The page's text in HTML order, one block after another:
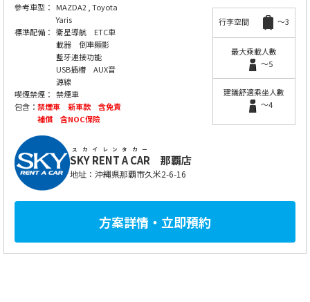
參考車型：
MAZDA2 , Toyota
Yaris
標準配備： 衛星導航 ETC車
載器 倒車顯影
藍牙連接功能
USB插槽 AUX音
源線
喫煙禁煙： 禁煙車
包含： 禁煙車 新車款 含免責
補償 含NOC保險
行李空間 ～3
最大乘載人數
～5
建議舒適乘坐人數
～4
SKY RENT A CAR
スカイレンタカー
那覇店
地址：沖縄県那覇市久米2-6-16
方案詳情・立即預約